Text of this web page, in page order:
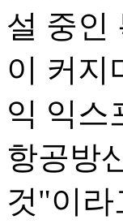
설 중인
이 커지
익 익스
항공방
것"이라